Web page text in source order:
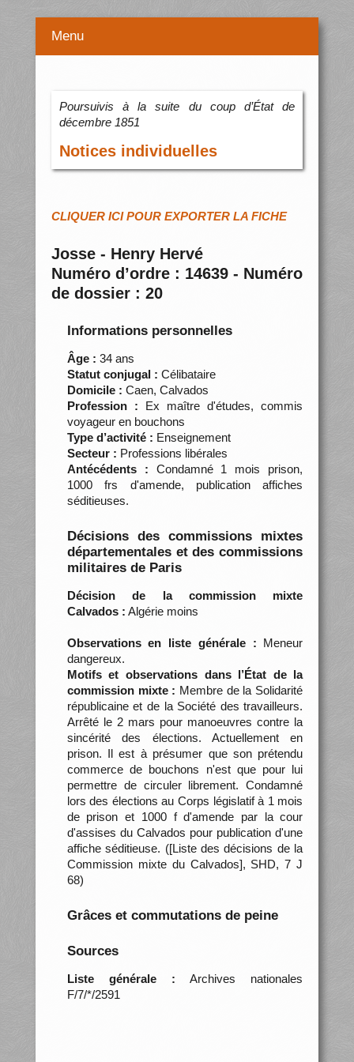
Menu
Poursuivis à la suite du coup d’État de
décembre 1851
Notices individuelles
CLIQUER ICI POUR EXPORTER LA FICHE
Josse - Henry Hervé
Numéro d’ordre : 14639 - Numéro
de dossier : 20
Informations personnelles
Âge : 34 ans
Statut conjugal : Célibataire
Domicile : Caen, Calvados
Profession : Ex maître d'études, commis
voyageur en bouchons
Type d’activité : Enseignement
Secteur : Professions libérales
Antécédents : Condamné 1 mois prison,
1000 frs d'amende, publication affiches
séditieuses.
Décisions des commissions mixtes
départementales et des commissions
militaires de Paris
Décision de la commission mixte
Calvados : Algérie moins
Observations en liste générale : Meneur
dangereux.
Motifs et observations dans l’État de la
commission mixte : Membre de la Solidarité
républicaine et de la Société des travailleurs.
Arrêté le 2 mars pour manoeuvres contre la
sincérité des élections. Actuellement en
prison. Il est à présumer que son prétendu
commerce de bouchons n'est que pour lui
permettre de circuler librement. Condamné
lors des élections au Corps législatif à 1 mois
de prison et 1000 f d'amende par la cour
d'assises du Calvados pour publication d'une
affiche séditieuse. ([Liste des décisions de la
Commission mixte du Calvados], SHD, 7 J
68)
Grâces et commutations de peine
Sources
Liste générale : Archives nationales
F/7/*/2591